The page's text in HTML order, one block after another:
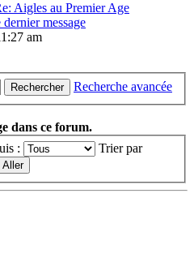
Aigles au Premier Age
message
am
Rechercher
Recherche avancée
dans ce forum.
:
Trier par